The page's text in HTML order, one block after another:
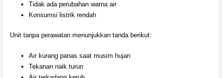
Tidak ada perubahan warna air
Konsumsi listrik rendah
Unit tanpa perawatan menunjukkan tanda berikut:
Air kurang panas saat musim hujan
Tekanan naik turun